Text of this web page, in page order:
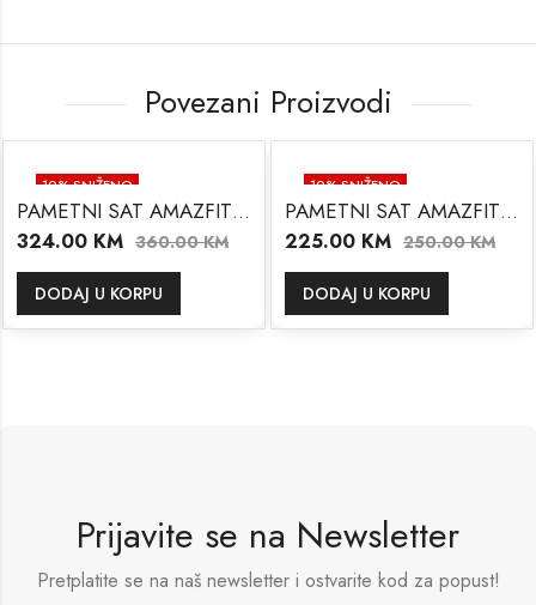
Povezani Proizvodi
10% SNIŽENO
PAMETNI SAT AMAZFIT GTR-42
324.00 KM 360.00KM
DODAJ U KORPU
10% SNIŽENO
PAMETNI SAT AMAZFIT OKOS LITE
225.00 KM 250.00KM
DODAJ U KORPU
Prijavite se na Newsletter
Pretplatite se na naš newsletter i ostvarite kod za popust!